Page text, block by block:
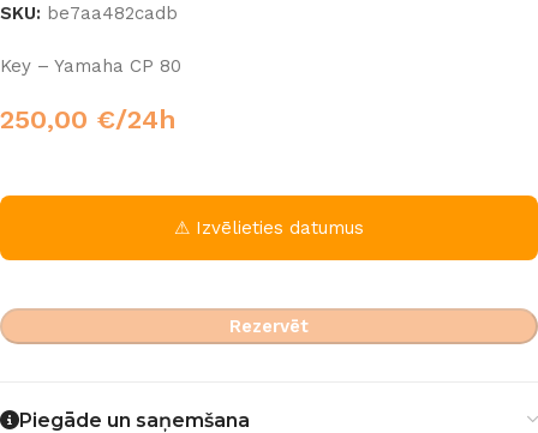
SKU: be7aa482cadb
Key – Yamaha CP 80
250,00 €/24h
⚠ Izvēlieties datumus
Rezervēt
Piegāde un saņemšana